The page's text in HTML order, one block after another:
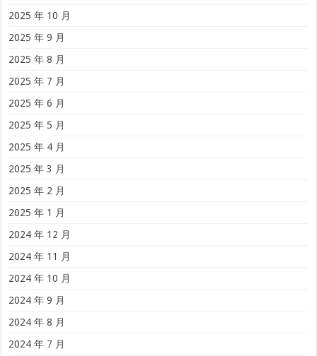
2025 年 10 月
2025 年 9 月
2025 年 8 月
2025 年 7 月
2025 年 6 月
2025 年 5 月
2025 年 4 月
2025 年 3 月
2025 年 2 月
2025 年 1 月
2024 年 12 月
2024 年 11 月
2024 年 10 月
2024 年 9 月
2024 年 8 月
2024 年 7 月